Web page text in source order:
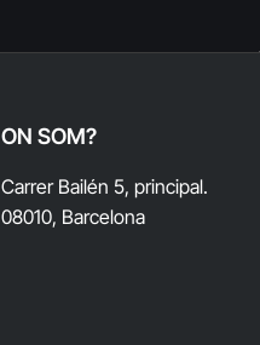
ON SOM?
Carrer Bailén 5, principal.
08010, Barcelona